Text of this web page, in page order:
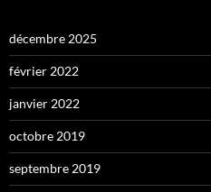
décembre 2025
février 2022
janvier 2022
octobre 2019
septembre 2019